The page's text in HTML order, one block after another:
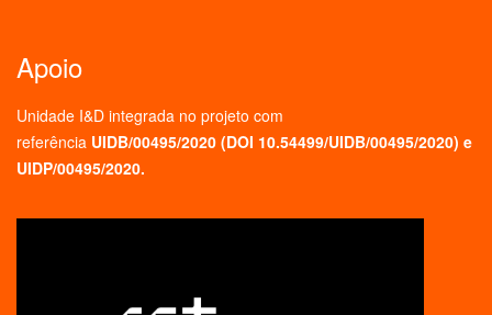
Apoio
Unidade I&D integrada no projeto com
referência UIDB/00495/2020 (DOI 10.54499/UIDB/00495/2020) e
UIDP/00495/2020.